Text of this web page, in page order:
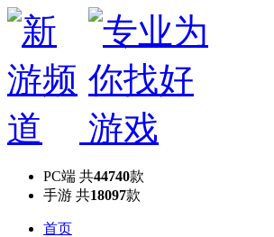
PC端 共44740款
手游 共18097款
首页